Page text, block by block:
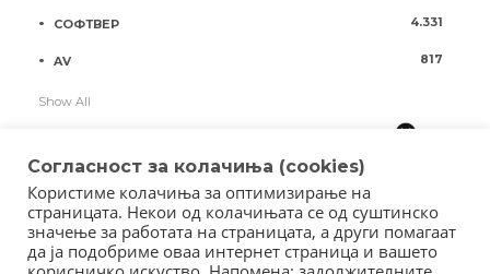
СОФТВЕР 4.331
AV 817
Show All
Согласност за колачиња (cookies)
Користиме колачиња за оптимизирање на
страницата. Некои од колачињата се од суштинско
значење за работата на страницата, а други помагаат
да ја подобриме оваа интернет страница и вашето